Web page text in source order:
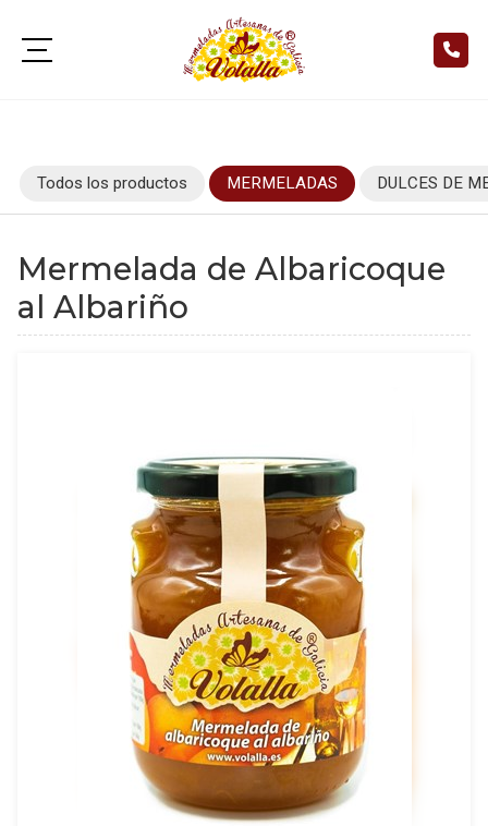
Todos los productos MERMELADAS DULCES DE
Mermelada de Albaricoque
al Albariño